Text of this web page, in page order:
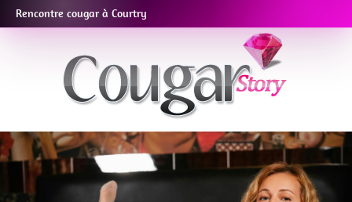
Rencontre cougar à Courtry